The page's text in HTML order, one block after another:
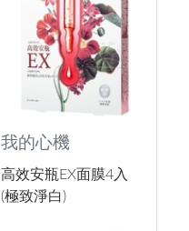
我的心機
高效安瓶EX面膜4入
(極致淨白)